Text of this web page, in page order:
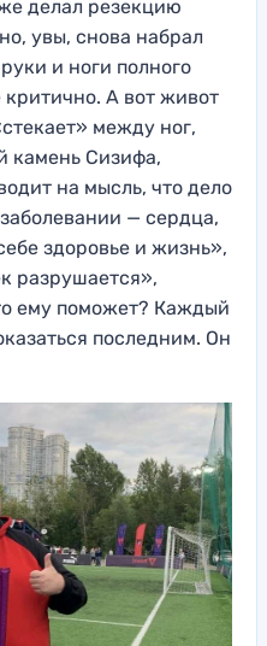
делал резекцию
увы, снова набрал
и ноги полного
критично. А вот живот
между ног,
камень Сизифа,
на мысль, что дело
— сердца,
здоровье и жизнь»,
разрушается»,
ему поможет? Каждый
последним. Он